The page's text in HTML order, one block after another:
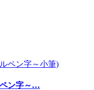
ン字～…